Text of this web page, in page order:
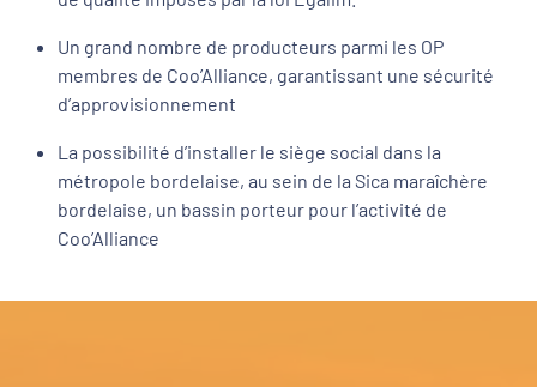
Un grand nombre de producteurs parmi les OP
membres de Coo’Alliance, garantissant une sécurité
d’approvisionnement
La possibilité d’installer le siège social dans la
métropole bordelaise, au sein de la Sica maraîchère
bordelaise, un bassin porteur pour l’activité de
Coo’Alliance